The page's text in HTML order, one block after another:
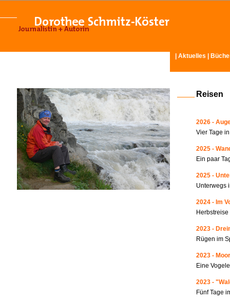
Aktuelles
Reisen
2026 -
Vier Tage
2025 -
Ein paar
2025 -
Unterwegs
2024 - Im
2023 -
Rügen im
2023 -
Eine
2023 -
Fünf Tage